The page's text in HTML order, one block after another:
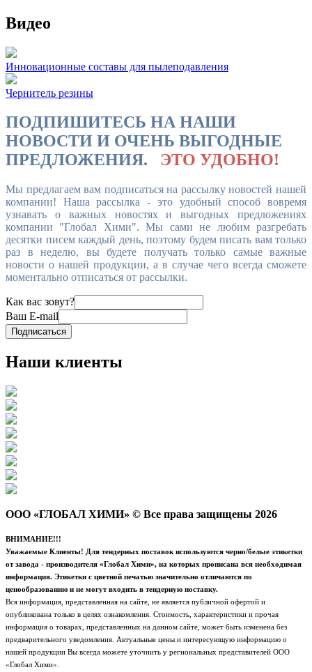
Видео
Инновационные составы для пылеподавления
Чернитель резины
ПОДПИШИТЕСЬ НА НАШИ
НОВОСТИ И ОЧЕНЬ ВЫГОДНЫЕ
ПРЕДЛОЖЕНИЯ.
ЭТО УДОБНО!
Мы предлагаем вам подписаться на рассылку новостей нашей
компании! Наша рассылка - это удобный способ вовремя
узнавать о важных новостях и выгодных предложениях
компании "Глобал Хими". Мы сами не любим разгребать
десятки писем каждый день, поэтому будем писать вам только
раз в неделю, вы будете получать только самые важные
новости о нашей продукции, а в случае чего всегда сможете
моментально отписаться от рассылки.
Как вас зовут?
Ваш E-mail
Подписаться
Наши клиенты
ООО «ГЛОБАЛ ХИМИ» © Все права защищены 2026
ВНИМАНИЕ!!!
Уважаемые Клиенты! Для тендерных поставок используются черно/белые этикетки
от завода - производителя «Глобал Хими», на которых прописана вся необходимая
информация. Этикетки с цветной печатью значительно отличаются по
ценообразованию и не могут входить в тендерную поставку.
Вся информация, представленная на сайте, не является публичной офертой и
опубликована только в целях ознакомления. Стоимость, характеристики и прочая
информация о товарах, представленных на данном сайте, может быть изменена без
предварительного уведомления. Актуальные цены и интересующую информацию о
нашей продукции Вы всегда можете уточнить у региональных представителей ООО
«Глобал Хими».